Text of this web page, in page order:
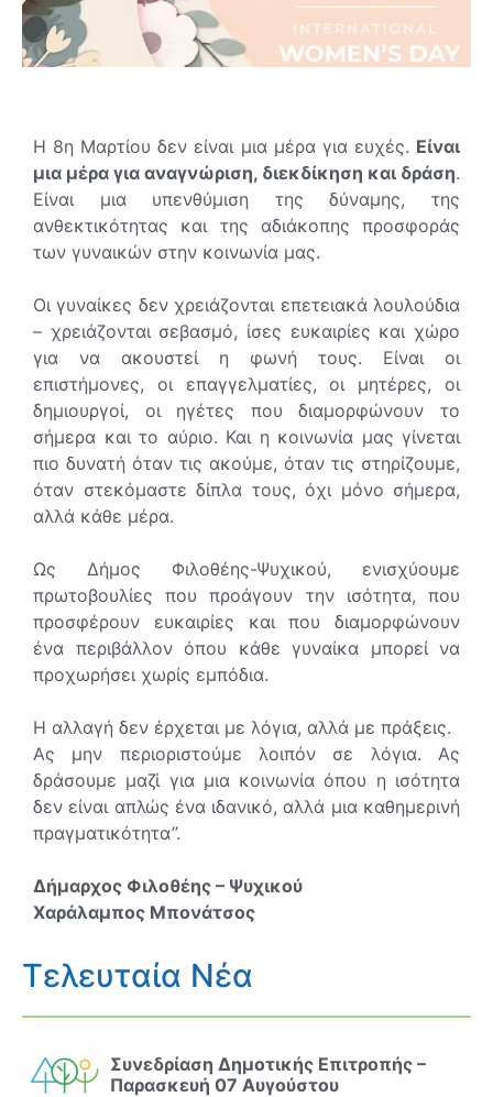
Η 8η Μαρτίου δεν είναι μια μέρα για ευχές. Είναι
μια μέρα για αναγνώριση, διεκδίκηση και δράση.
Είναι μια υπενθύμιση της δύναμης, της
ανθεκτικότητας και της αδιάκοπης προσφοράς
των γυναικών στην κοινωνία μας.
Οι γυναίκες δεν χρειάζονται επετειακά λουλούδια
– χρειάζονται σεβασμό, ίσες ευκαιρίες και χώρο
για να ακουστεί η φωνή τους. Είναι οι
επιστήμονες, οι επαγγελματίες, οι μητέρες, οι
δημιουργοί, οι ηγέτες που διαμορφώνουν το
σήμερα και το αύριο. Και η κοινωνία μας γίνεται
πιο δυνατή όταν τις ακούμε, όταν τις στηρίζουμε,
όταν στεκόμαστε δίπλα τους, όχι μόνο σήμερα,
αλλά κάθε μέρα.
Ως Δήμος Φιλοθέης-Ψυχικού, ενισχύουμε
πρωτοβουλίες που προάγουν την ισότητα, που
προσφέρουν ευκαιρίες και που διαμορφώνουν
ένα περιβάλλον όπου κάθε γυναίκα μπορεί να
προχωρήσει χωρίς εμπόδια.
Η αλλαγή δεν έρχεται με λόγια, αλλά με πράξεις.
Ας μην περιοριστούμε λοιπόν σε λόγια. Ας
δράσουμε μαζί για μια κοινωνία όπου η ισότητα
δεν είναι απλώς ένα ιδανικό, αλλά μια καθημερινή
πραγματικότητα”.
Δήμαρχος Φιλοθέης – Ψυχικού
Χαράλαμπος Μπονάτσος
Τελευταία Νέα
Συνεδρίαση Δημοτικής Επιτροπής –
Παρασκευή 07 Αυγούστου